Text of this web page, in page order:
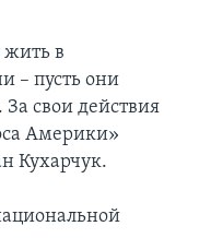
в
– пусть они
свои действия
Америки»
Кухарчук.